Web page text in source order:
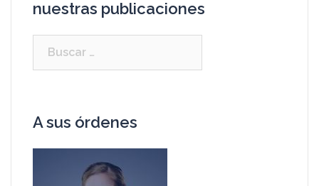
nuestras publicaciones
A sus órdenes